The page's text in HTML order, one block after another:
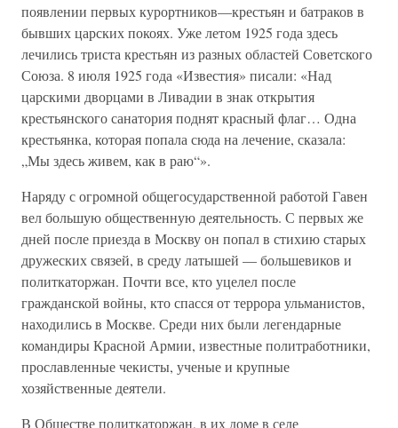
появлении первых курортников—крестьян и батраков в
бывших царских покоях. Уже летом 1925 года здесь
лечились триста крестьян из разных областей Советского
Союза. 8 июля 1925 года «Известия» писали: «Над
царскими дворцами в Ливадии в знак открытия
крестьянского санатория поднят красный флаг… Одна
крестьянка, которая попала сюда на лечение, сказала:
„Мы здесь живем, как в раю“».
Наряду с огромной общегосударственной работой Гавен
вел большую общественную деятельность. С первых же
дней после приезда в Москву он попал в стихию старых
дружеских связей, в среду латышей — большевиков и
политкаторжан. Почти все, кто уцелел после
гражданской войны, кто спасся от террора ульманистов,
находились в Москве. Среди них были легендарные
командиры Красной Армии, известные политработники,
прославленные чекисты, ученые и крупные
хозяйственные деятели.
В Обществе политкаторжан, в их доме в селе